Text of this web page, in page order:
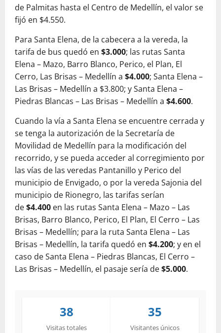
de Palmitas hasta el Centro de Medellín, el valor se
fijó en $4.550.
Para Santa Elena, de la cabecera a la vereda, la
tarifa de bus quedó en $3.000; las rutas Santa
Elena – Mazo, Barro Blanco, Perico, el Plan, El
Cerro, Las Brisas – Medellín a $4.000; Santa Elena –
Las Brisas – Medellín a $3.800; y Santa Elena –
Piedras Blancas – Las Brisas – Medellín a $4.600.
Cuando la vía a Santa Elena se encuentre cerrada y
se tenga la autorización de la Secretaría de
Movilidad de Medellín para la modificación del
recorrido, y se pueda acceder al corregimiento por
las vías de las veredas Pantanillo y Perico del
municipio de Envigado, o por la vereda Sajonia del
municipio de Rionegro, las tarifas serían
de$4.400 en las rutas Santa Elena – Mazo – Las
Brisas, Barro Blanco, Perico, El Plan, El Cerro – Las
Brisas – Medellín; para la ruta Santa Elena – Las
Brisas – Medellín, la tarifa quedó en $4.200; y en el
caso de Santa Elena – Piedras Blancas, El Cerro –
Las Brisas – Medellín, el pasaje sería de$5.000.
38
Visitas totales
35
Visitantes únicos